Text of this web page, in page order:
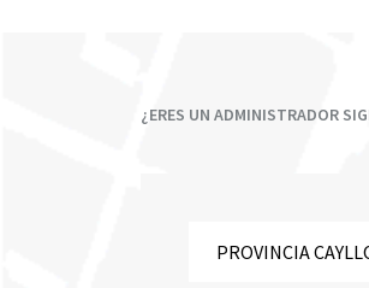
¿ERES UN ADMINISTRADOR